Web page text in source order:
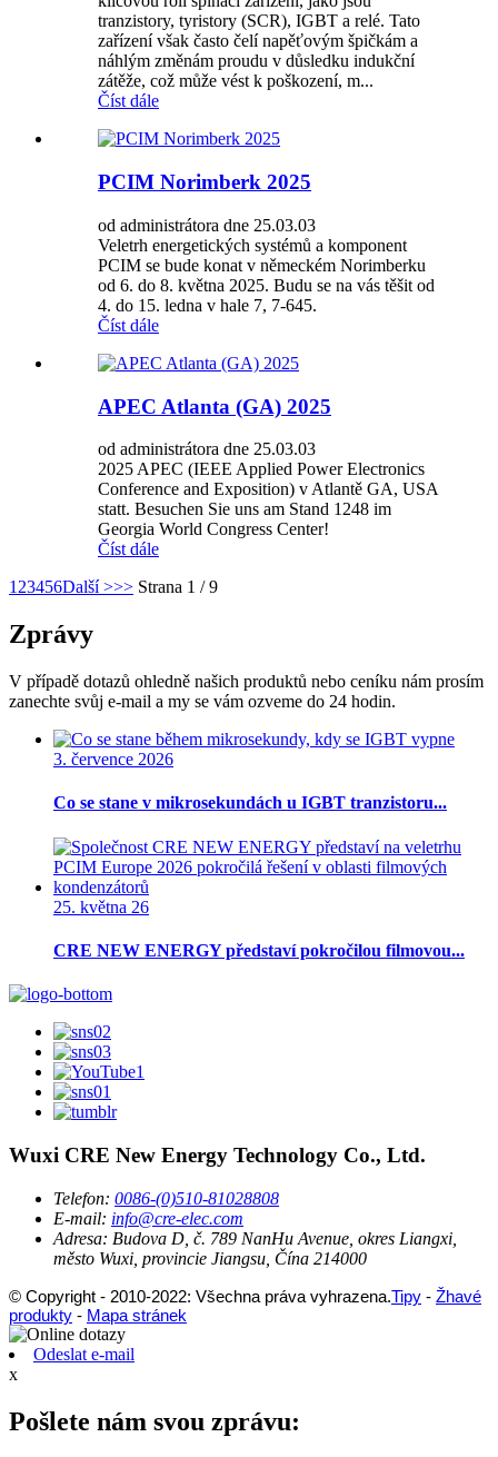
tranzistory, tyristory (SCR), IGBT a relé. Tato
zařízení však často čelí napěťovým špičkám a
náhlým změnám proudu v důsledku indukční
zátěže, což může vést k poškození, m...
Číst dále
PCIM Norimberk 2025
od administrátora dne 25.03.03
Veletrh energetických systémů a komponent
PCIM se bude konat v německém Norimberku
od 6. do 8. května 2025. Budu se na vás těšit od
4. do 15. ledna v hale 7, 7-645.
Číst dále
APEC Atlanta (GA) 2025
od administrátora dne 25.03.03
2025 APEC (IEEE Applied Power Electronics
Conference and Exposition) v Atlantě GA, USA
statt. Besuchen Sie uns am Stand 1248 im
Georgia World Congress Center!
Číst dále
1 23456Další >>> Strana 1 / 9
Zprávy
V případě dotazů ohledně našich produktů nebo ceníku nám prosím
zanechte svůj e-mail a my se vám ozveme do 24 hodin.
3. července 2026
Co se stane v mikrosekundách u IGBT tranzistoru...
25. května 26
CRE NEW ENERGY představí pokročilou filmovou...
Wuxi CRE New Energy Technology Co., Ltd.
Telefon: 0086-(0)510-81028808
E-mail: info@cre-elec.com
Adresa: Budova D, č. 789 NanHu Avenue, okres Liangxi,
město Wuxi, provincie Jiangsu, Čína 214000
© Copyright - 2010-2022: Všechna práva vyhrazena.Tipy - Žhavé
produkty - Mapa stránek
Odeslat e-mail
x
Pošlete nám svou zprávu: